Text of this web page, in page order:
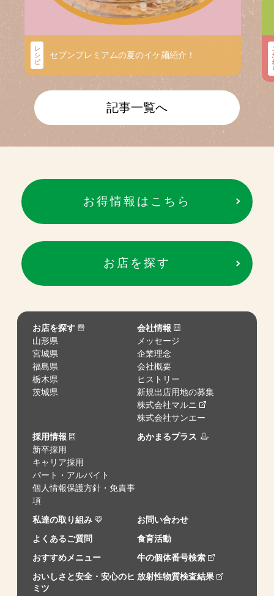
レ
シ
ピ
セブンプレミアムの夏のイケ麺紹介！
記事一覧へ
お得情報はこちら
お店を探す
お店を探す
山形県
宮城県
福島県
栃木県
茨城県
会社情報
メッセージ
企業理念
会社概要
ヒストリー
新規出店用地の募集
株式会社マルニ
株式会社サンエー
採用情報
新卒採用
キャリア採用
パート・アルバイト
個人情報保護方針・免責事
項
あかまるプラス
私達の取り組み
お問い合わせ
よくあるご質問
食育活動
おすすめメニュー
牛の個体番号検索
おいしさと安全・安心のヒ
ミツ
放射性物質検査結果